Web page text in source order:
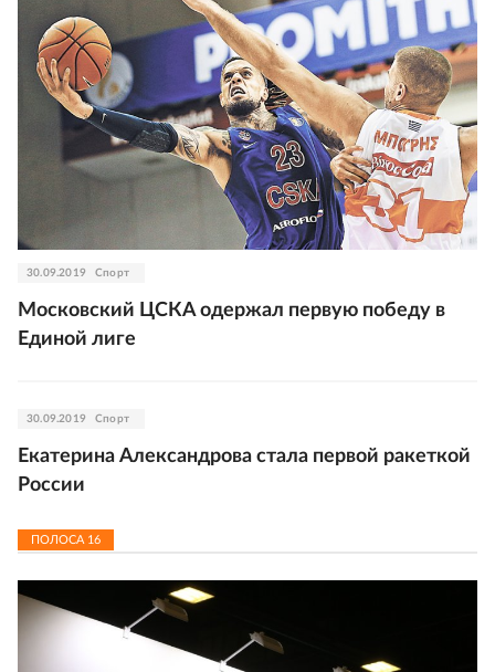
30.09.2019 Спорт
Московский ЦСКА одержал первую победу в
Единой лиге
30.09.2019 Спорт
Екатерина Александрова стала первой ракеткой
России
ПОЛОСА 16